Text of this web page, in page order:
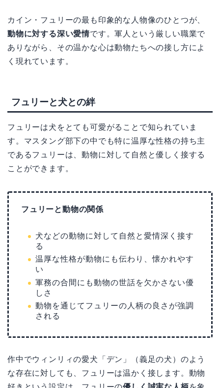
カイン・フュリーの最も印象的な人物像のひとつが、
動物に対する深い愛情です。軍人という厳しい職業で
ありながら、その温かな心は動物たちへの接し方によ
く現れています。
フュリーと犬との絆
フュリーは犬をとても可愛がることで知られていま
す。マスタング部下の中でも特に温厚な性格の持ち主
であるフュリーは、動物に対して自然と優しく接する
ことができます。
フュリーと動物の関係
犬などの動物に対して自然と愛情深く接す
る
温厚な性格が動物にも伝わり、懐かれやす
い
軍務の合間にも動物の世話を欠かさない優
しさ
動物を通じてフュリーの人柄の良さが強調
される
作中でウィンリィの愛犬「デン」（義足の犬）のよう
な存在に対しても、フュリーは温かく接します。動物